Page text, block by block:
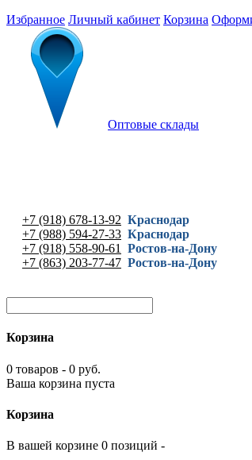
Избранное Личный кабинет Корзина
Оптовые склады
+7 (918) 678-13-92 Краснодар
+7 (988) 594-27-33 Краснодар
+7 (918) 558-90-61
Ростов-на-Дону
+7 (863) 203-77-47 Ростов-на-Дону
Корзина
0 товаров - 0 руб.
Ваша корзина пуста
Корзина
В вашей корзине 0 позиций -